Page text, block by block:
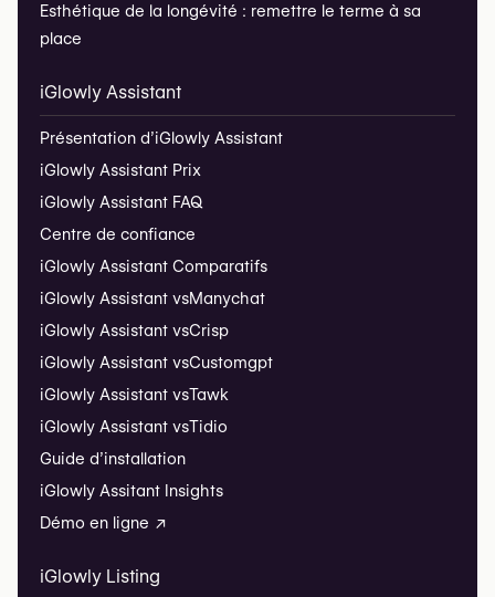
Esthétique de la longévité : remettre le terme à sa
place
iGlowly Assistant
Présentation d’iGlowly Assistant
iGlowly Assistant Prix
iGlowly Assistant FAQ
Centre de confiance
iGlowly Assistant Comparatifs
iGlowly Assistant vsManychat
iGlowly Assistant vsCrisp
iGlowly Assistant vsCustomgpt
iGlowly Assistant vsTawk
iGlowly Assistant vsTidio
Guide d’installation
iGlowly Assitant Insights
Démo en ligne ↗
iGlowly Listing